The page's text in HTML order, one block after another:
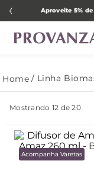
Aproveite 5%
Linha
Mostrando 12 de 20
Acompanha Varetas